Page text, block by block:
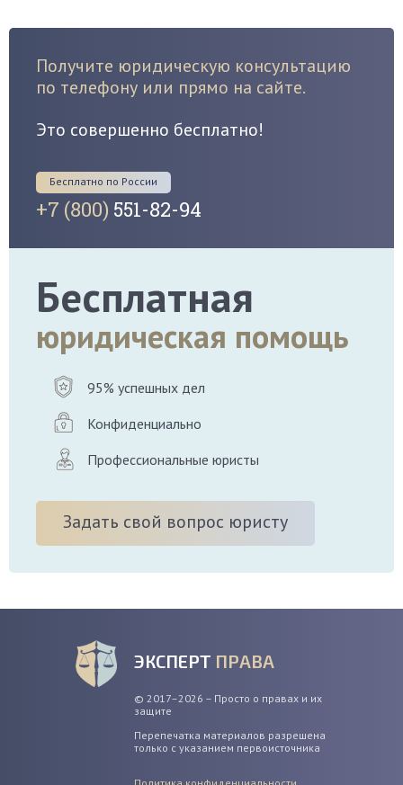
Получите юридическую консультацию
по телефону или прямо на сайте.
Это совершенно бесплатно!
Бесплатно по России
+7 (800) 551-82-94
Бесплатная
юридическая помощь
95% успешных дел
Конфиденциально
Профессиональные юристы
Задать свой вопрос юристу
ЭКСПЕРТ ПРАВА
© 2017–2026 – Просто о правах и их
защите
Перепечатка материалов разрешена
только с указанием первоисточника